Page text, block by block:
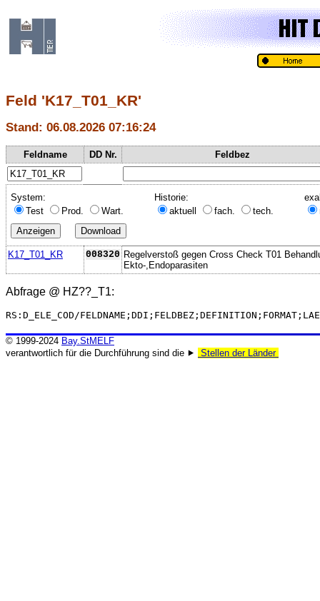
Feld 'K17_T01_KR'
Stand: 06.08.2026 07:16:24
Feldname DD Nr. Feldbez
System:
Test
Prod. Wart.
Historie:
aktuell
fach. tech.
K17_T01_KR 008320 Regelverstoß gegen Cross Check T01
Ekto-,Endoparasiten
Abfrage @ HZ??_T1:
RS:D_ELE_COD/
© 1999-2024 Bay.StMELF
verantwortlich für die Durchführung sind die ⯈
Stellen der Länder